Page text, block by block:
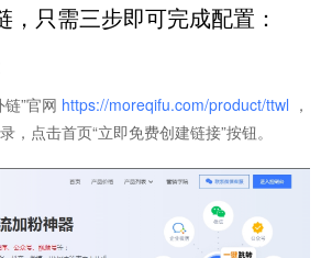
，只需三步即可完成配置：
”官网 https://moreqifu.com/product/ttwl ，
，点击首页“立即免费创建链接”按钮。